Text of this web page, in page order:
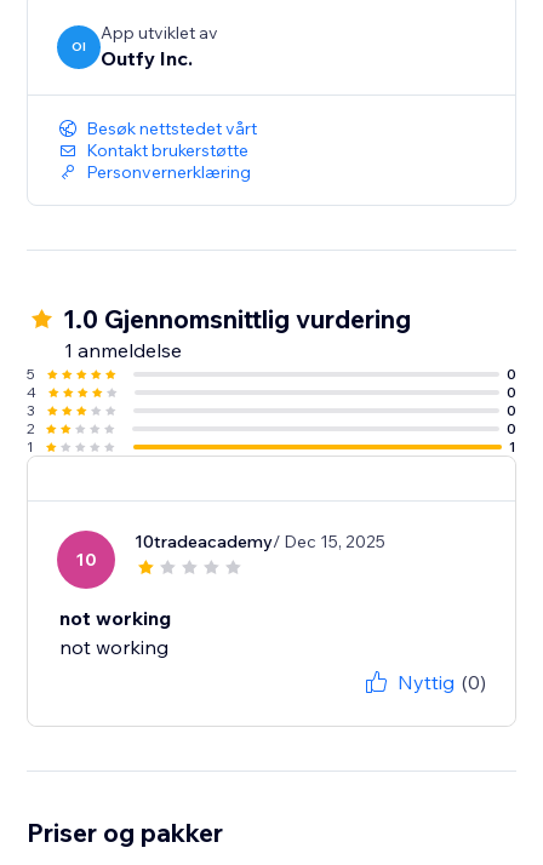
OI
App utviklet av
Outfy Inc.
Besøk nettstedet vårt
Kontakt brukerstøtte
Personvernerklæring
1.0 Gjennomsnittlig vurdering
1 anmeldelse
5
0
4
0
3
0
2
0
1
1
10
10tradeacademy/ Dec 15, 2025
not working
not working
Nyttig (0)
Priser og pakker